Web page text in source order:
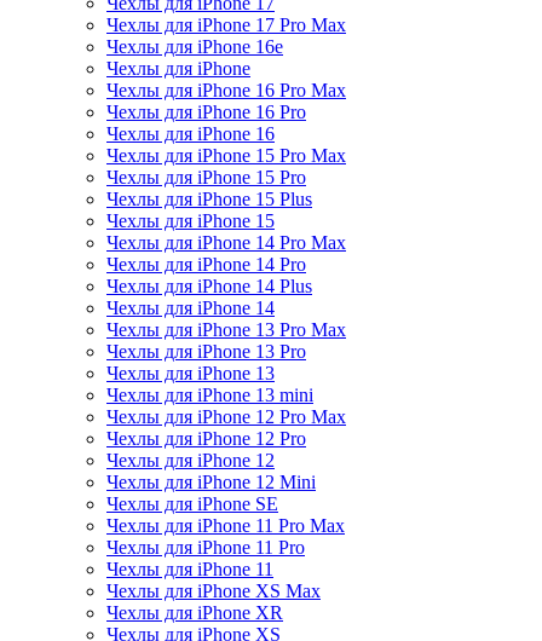
Чехлы для iPhone 17 Pro Max
Чехлы для iPhone 16e
Чехлы для iPhone
Чехлы для iPhone 16 Pro Max
Чехлы для iPhone 16 Pro
Чехлы для iPhone 16
Чехлы для iPhone 15 Pro Max
Чехлы для iPhone 15 Pro
Чехлы для iPhone 15 Plus
Чехлы для iPhone 15
Чехлы для iPhone 14 Pro Max
Чехлы для iPhone 14 Pro
Чехлы для iPhone 14 Plus
Чехлы для iPhone 14
Чехлы для iPhone 13 Pro Max
Чехлы для iPhone 13 Pro
Чехлы для iPhone 13
Чехлы для iPhone 13 mini
Чехлы для iPhone 12 Pro Max
Чехлы для iPhone 12 Pro
Чехлы для iPhone 12
Чехлы для iPhone 12 Mini
Чехлы для iPhone SE
Чехлы для iPhone 11 Pro Max
Чехлы для iPhone 11 Pro
Чехлы для iPhone 11
Чехлы для iPhone XS Max
Чехлы для iPhone XR
Чехлы для iPhone XS